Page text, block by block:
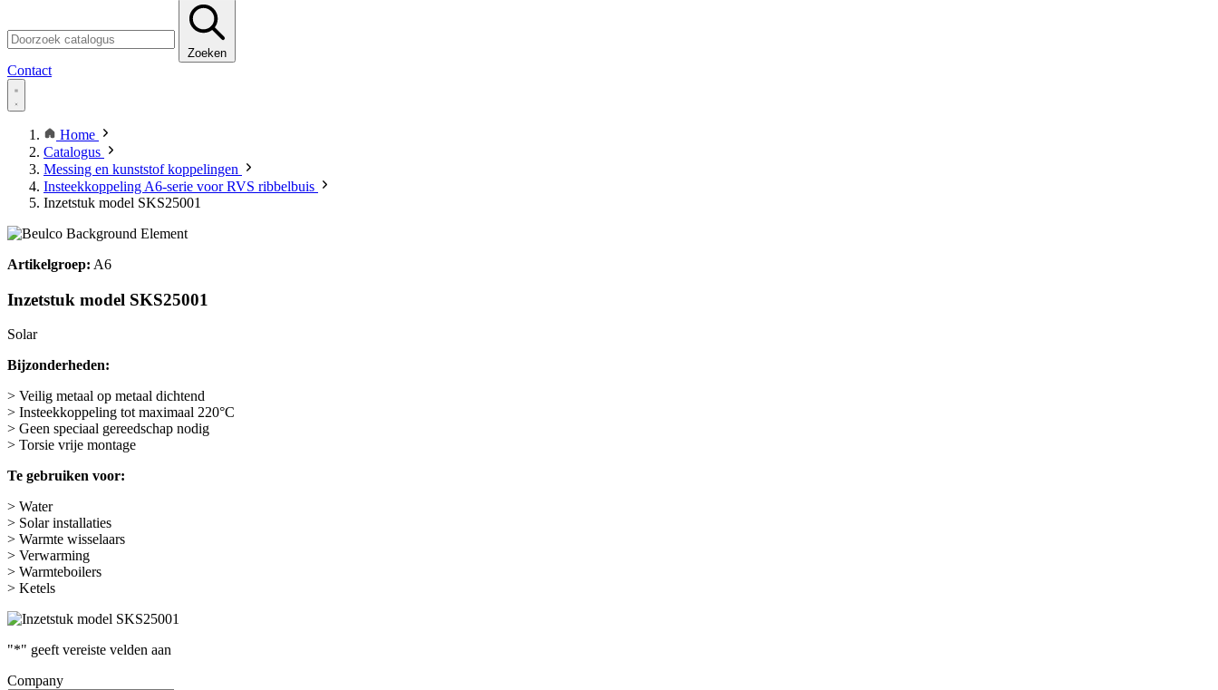
Zoeken
Contact
Home
Catalogus
Messing en kunststof koppelingen
Insteekkoppeling A6-serie voor RVS ribbelbuis
Inzetstuk model SKS25001
Artikelgroep: A6
Inzetstuk model SKS25001
Solar
Bijzonderheden:
> Veilig metaal op metaal dichtend
> Insteekkoppeling tot maximaal 220°C
> Geen speciaal gereedschap nodig
> Torsie vrije montage
Te gebruiken voor:
> Water
> Solar installaties
> Warmte wisselaars
> Verwarming
> Warmteboilers
> Ketels
"*" geeft vereiste velden aan
Company